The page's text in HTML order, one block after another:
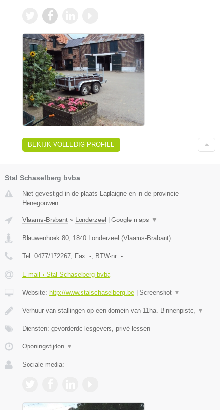
BEKIJK VOLLEDIG PROFIEL
Stal Schaselberg bvba
Niet gevestigd in de plaats Laplaigne en in de provincie
Henegouwen.
Vlaams-Brabant » Londerzeel | Google maps ▼
Blauwenhoek 80 1840 Londerzeel (Vlaams-Brabant)
Tel: 0477/172267 , Fax: - , BTW-nr: -
E-mail › Stal Schaselberg bvba
Website: http://www.stalschaselberg.be | Screenshot ▼
Verhuur van stallingen op een domein van 11ha. Binnenpiste, ▼
Diensten: gevorderde lesgevers, privé lessen
Openingstijden ▼
Sociale media: